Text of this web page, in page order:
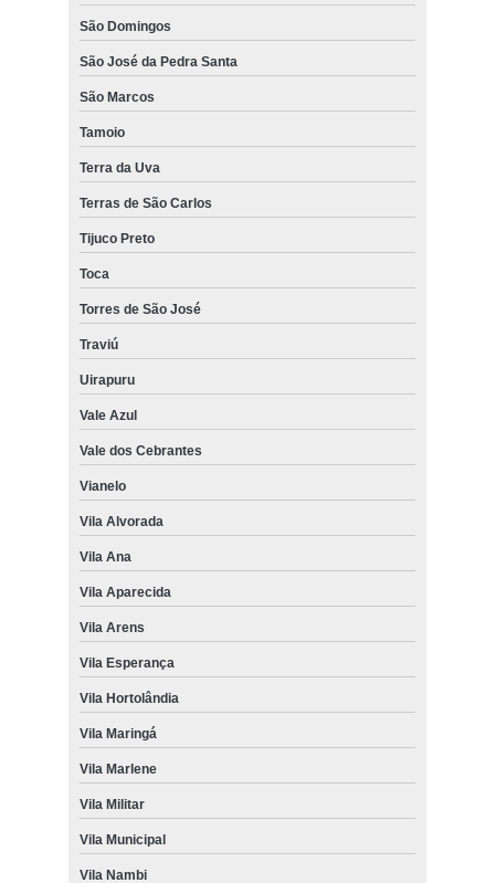
São Domingos
São José da Pedra Santa
São Marcos
Tamoio
Terra da Uva
Terras de São Carlos
Tijuco Preto
Toca
Torres de São José
Traviú
Uirapuru
Vale Azul
Vale dos Cebrantes
Vianelo
Vila Alvorada
Vila Ana
Vila Aparecida
Vila Arens
Vila Esperança
Vila Hortolândia
Vila Maringá
Vila Marlene
Vila Militar
Vila Municipal
Vila Nambi